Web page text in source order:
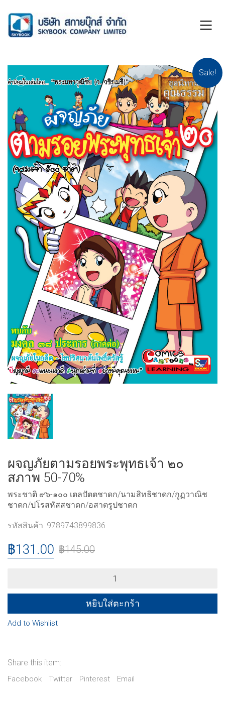
Sale!
ผจญภัยตามรอยพระพุทธเจ้า ๒๐
สภาพ 50-70%
พระชาติ ๙๖-๑๐๐ เตลปัตตชาดก/นามสิทธิชาดก/กูฏวาณิช
ชาดก/ปโรสหัสสชาดก/อสาตรูปชาดก
รหัสสินค้า: 9789743899836
฿145.00
฿131.00
ตาม
๒๐
quantity
หยิบใส่ตะกร้า
Add to Wishlist
Share this item:
Facebook Twitter Pinterest Email